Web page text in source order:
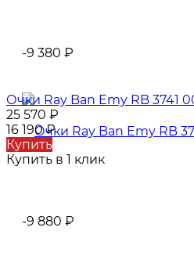
-9 380 ₽
Очки Ray Ban Emy RB 3741
25 570 ₽
16 190₽
Купить
Купить в 1 клик
-9 880 ₽